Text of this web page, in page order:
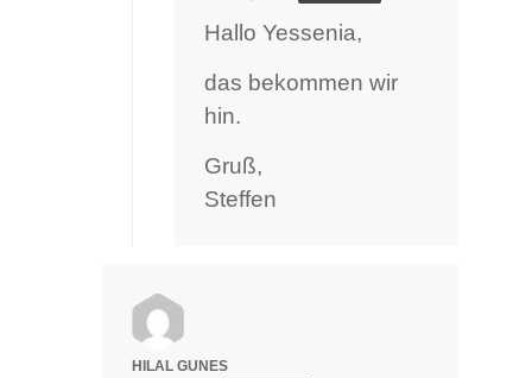
Hallo Yessenia,
das bekommen wir
hin.
Gruß,
Steffen
HILAL GUNES